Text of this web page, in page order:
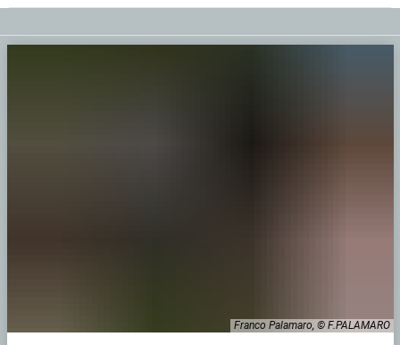
Franco Palamaro, © F.PALAMARO